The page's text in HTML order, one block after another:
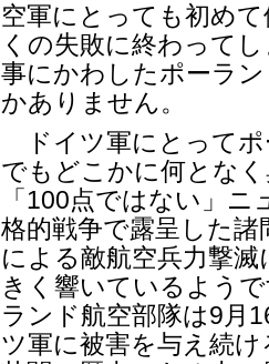
空軍にとっても初め
くの失敗に終わって
事にかわしたポーラ
かありません。
ドイツ軍にとってポ
でもどこかに何とな
「100点ではない」
格的戦争で露呈した
による敵航空兵力撃
きく響いているよう
ランド航空部隊は9月
ツ軍に被害を与え続